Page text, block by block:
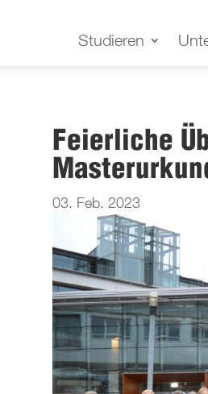
Studieren
Feierliche
03. Feb. 2023